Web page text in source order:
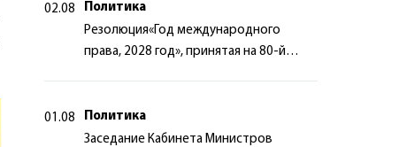
02.08
Политика
Резолюция«Год международного
права, 2028 год», принятая на 80-й
01.08
Политика
Заседание Кабинета Министров